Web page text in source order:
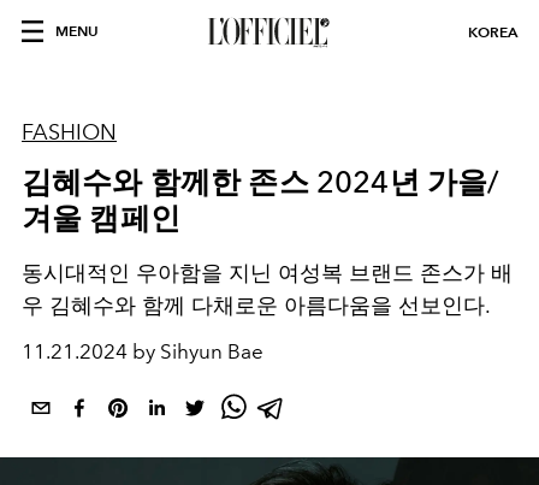
MENU KOREA
FASHION
김혜수와 함께한 존스 2024년 가을/
겨울 캠페인
동시대적인 우아함을 지닌 여성복 브랜드 존스가 배
우 김혜수와 함께 다채로운 아름다움을 선보인다.
11.21.2024 by Sihyun Bae